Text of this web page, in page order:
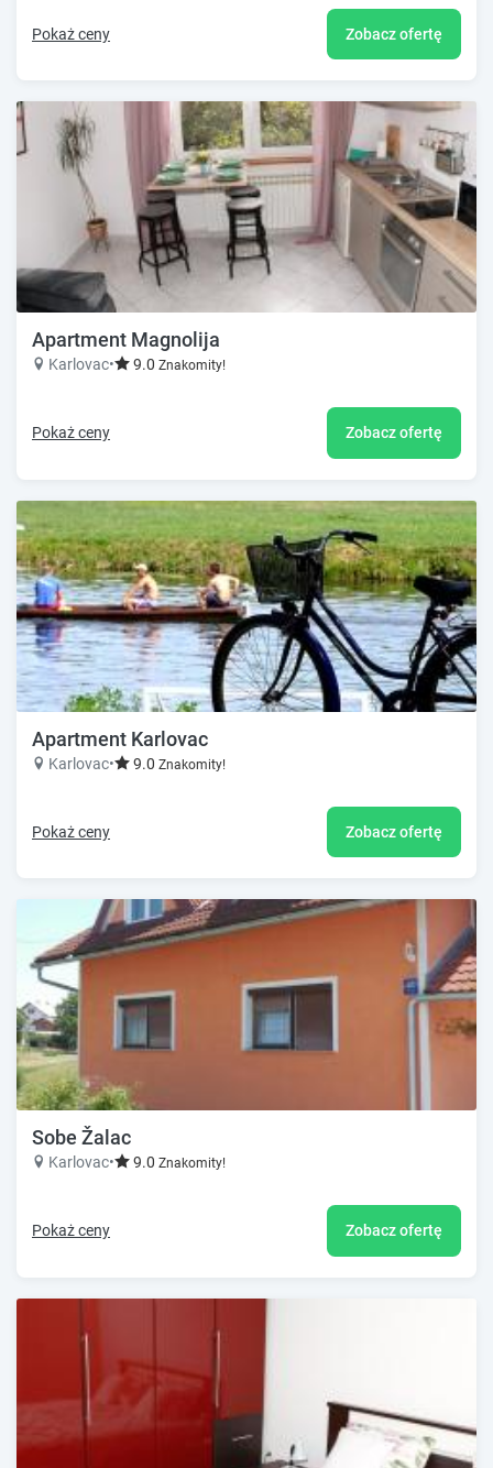
Pokaż ceny Zobacz ofertę
Apartment Magnolija
Karlovac• 9.0 Znakomity!
Pokaż ceny Zobacz ofertę
Apartment Karlovac
Karlovac• 9.0 Znakomity!
Pokaż ceny Zobacz ofertę
Sobe Žalac
Karlovac• 9.0 Znakomity!
Pokaż ceny Zobacz ofertę